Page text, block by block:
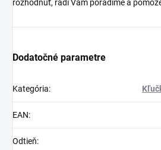
rozhodnúť, radi Vám poradíme a
Dodatočné parametre
Kategória:
EAN:
Odtieň: